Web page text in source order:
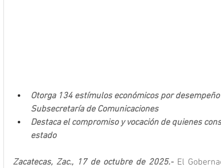
Otorga 134 estímulos económicos por
Subsecretaría de Comunicaciones
Destaca el compromiso y vocación de quienes
estado
Zacatecas, Zac., 17 de octubre de 2025.- El